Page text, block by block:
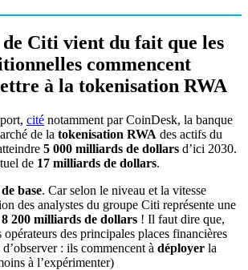
Citi vient du fait que les
commencent
à la tokenisation RWA
cité notamment par CoinDesk, la banque
de la tokenisation RWA des actifs du
5 000 milliards de dollars d’ici 2030.
de 17 milliards de dollars.
de base. Car selon le niveau et la vitesse
des analystes du groupe Citi représente une
8 200 milliards de dollars ! Il faut dire que,
opérateurs des principales places financières
: ils commencent à déployer la
à l’expérimenter)